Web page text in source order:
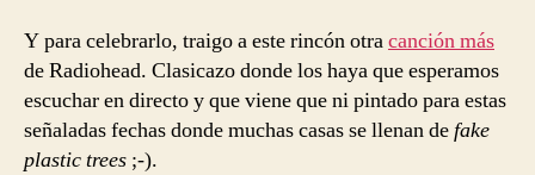
Y para celebrarlo, traigo a este rincón otracanción más
de Radiohead. Clasicazo donde los haya que esperamos
escuchar en directo y que viene que ni pintado para estas
señaladas fechas donde muchas casas se llenan defake
plastic trees ;-).